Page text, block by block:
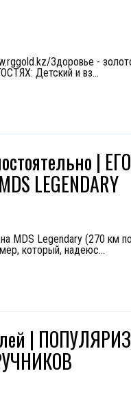
Здоровье -
Детский и вз...
|
LEGENDARY
MDS Legendary (270 км
который, надеюс...
|